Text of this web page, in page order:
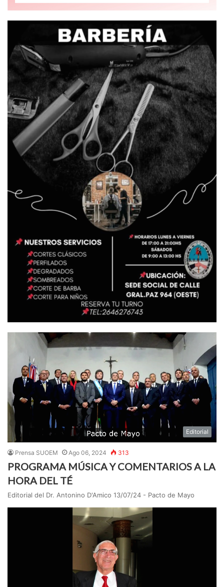
Editorial
Prensa SUOEM Ago 06, 2024 313
PROGRAMA MÚSICA Y COMENTARIOS A LA
HORA DEL TÉ
Editorial del Dr. Antonino D'Amico 13/07/24 - Pacto de Mayo